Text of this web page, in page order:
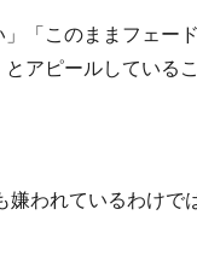
「このままフェー
アピールしているこ
われているわけで